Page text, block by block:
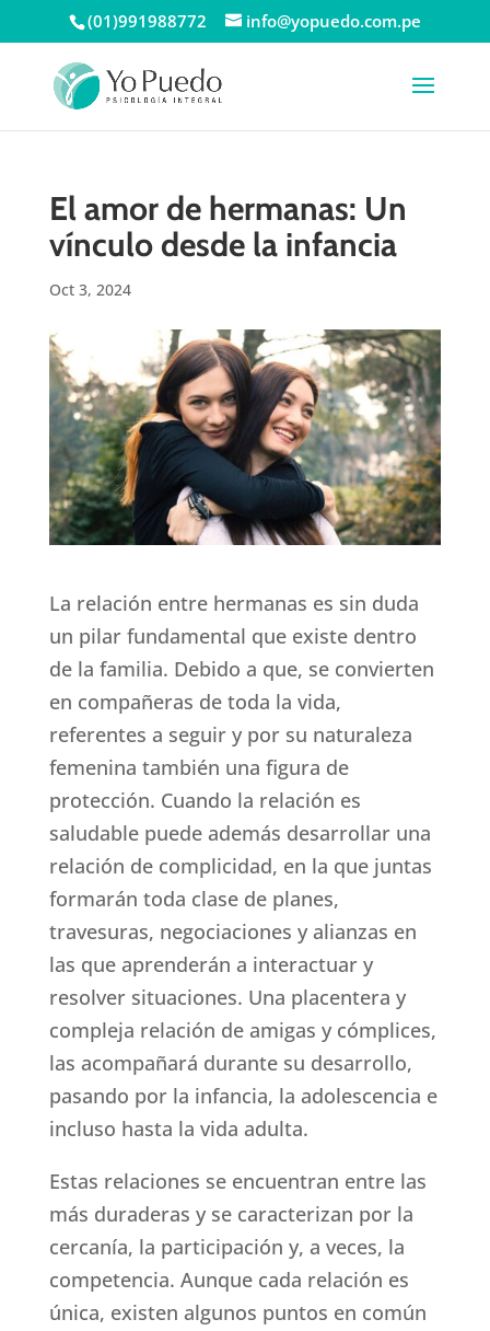
(01)991988772 info@yopuedo.com.pe
El amor de hermanas: Un
vínculo desde la infancia
Oct 3, 2024
La relación entre hermanas es sin duda
un pilar fundamental que existe dentro
de la familia. Debido a que, se convierten
en compañeras de toda la vida,
referentes a seguir y por su naturaleza
femenina también una figura de
protección. Cuando la relación es
saludable puede además desarrollar una
relación de complicidad, en la que juntas
formarán toda clase de planes,
travesuras, negociaciones y alianzas en
las que aprenderán a interactuar y
resolver situaciones. Una placentera y
compleja relación de amigas y cómplices,
las acompañará durante su desarrollo,
pasando por la infancia, la adolescencia e
incluso hasta la vida adulta.
Estas relaciones se encuentran entre las
más duraderas y se caracterizan por la
cercanía, la participación y, a veces, la
competencia. Aunque cada relación es
única, existen algunos puntos en común